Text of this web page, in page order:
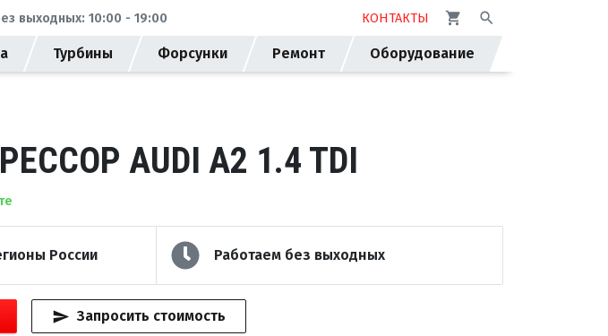
выходных: 10:00 - 19:00 КОНТАКТЫ
Турбины Форсунки Ремонт Оборудование
AUDI A2 1.4 TDI
России Работаем без выходных
Запросить стоимость